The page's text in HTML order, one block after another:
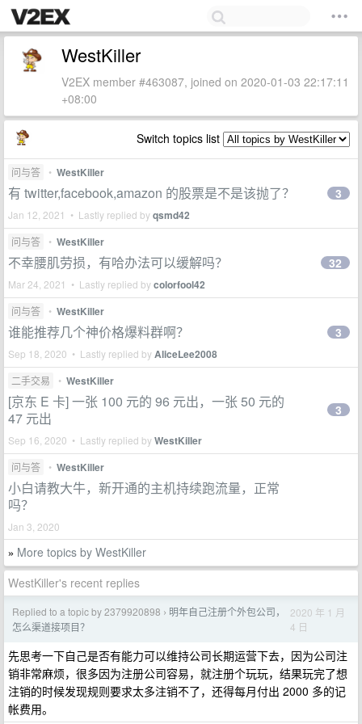
WestKiller
V2EX member #463087, joined on 2020-01-03 22:17:11
+08:00
Switch topics list
问与答 • WestKiller
有 twitter,facebook,amazon 的股票是不是该抛了？
Jan 12, 2021 • Lastly replied byqsmd42
3
问与答 • WestKiller
不幸腰肌劳损，有哈办法可以缓解吗？
Mar 24, 2021 • Lastly replied bycolorfool42
32
问与答 • WestKiller
谁能推荐几个神价格爆料群啊？
Sep 18, 2020 • Lastly replied byAliceLee2008
3
二手交易 • WestKiller
[京东 E 卡] 一张 100 元的 96 元出，一张 50 元的
47 元出
Sep 16, 2020 • Lastly replied byWestKiller
3
问与答 • WestKiller
小白请教大牛，新开通的主机持续跑流量，正常
吗？
Jan 3, 2020
» More topics by WestKiller
WestKiller's recent replies
Replied to a topic by 2379920898 › 明年自己注册个外包公司，
怎么渠道接项目？
2020 年 1 月
4 日
先思考一下自己是否有能力可以维持公司长期运营下去，因为公司注
销非常麻烦，很多因为注册公司容易，就注册个玩玩，结果玩完了想
注销的时候发现规则要求太多注销不了，还得每月付出 2000 多的记
帐费用。